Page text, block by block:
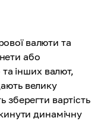
валюти та
або
інших валют,
велику
зберегти вартість
динамічну